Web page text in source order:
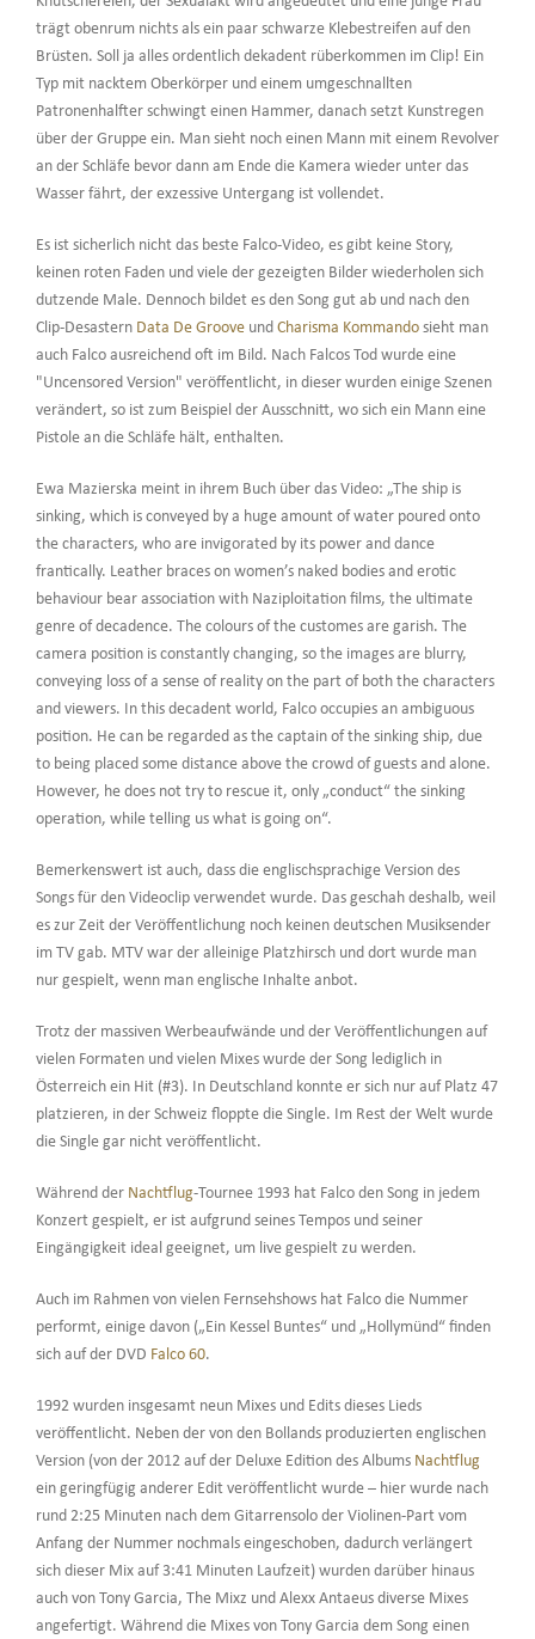
trägt obenrum nichts als ein paar schwarze Klebestreifen auf den
Brüsten. Soll ja alles ordentlich dekadent rüberkommen im Clip! Ein
Typ mit nacktem Oberkörper und einem umgeschnallten
Patronenhalfter schwingt einen Hammer, danach setzt Kunstregen
über der Gruppe ein. Man sieht noch einen Mann mit einem Revolver
an der Schläfe bevor dann am Ende die Kamera wieder unter das
Wasser fährt, der exzessive Untergang ist vollendet.
Es ist sicherlich nicht das beste Falco-Video, es gibt keine Story,
keinen roten Faden und viele der gezeigten Bilder wiederholen sich
dutzende Male. Dennoch bildet es den Song gut ab und nach den
Clip-Desastern Data De Grooveund Charisma Kommandosieht man
auch Falco ausreichend oft im Bild. Nach Falcos Tod wurde eine
"Uncensored Version" veröffentlicht, in dieser wurden einige Szenen
verändert, so ist zum Beispiel der Ausschnitt, wo sich ein Mann eine
Pistole an die Schläfe hält, enthalten.
Ewa Mazierska meint in ihrem Buch über das Video: „The ship is
sinking, which is conveyed by a huge amount of water poured onto
the characters, who are invigorated by its power and dance
frantically. Leather braces on women’s naked bodies and erotic
behaviour bear association with Naziploitation films, the ultimate
genre of decadence. The colours of the customes are garish. The
camera position is constantly changing, so the images are blurry,
conveying loss of a sense of reality on the part of both the characters
and viewers. In this decadent world, Falco occupies an ambiguous
position. He can be regarded as the captain of the sinking ship, due
to being placed some distance above the crowd of guests and alone.
However, he does not try to rescue it, only „conduct“ the sinking
operation, while telling us what is going on“.
Bemerkenswert ist auch, dass die englischsprachige Version des
Songs für den Videoclip verwendet wurde. Das geschah deshalb, weil
es zur Zeit der Veröffentlichung noch keinen deutschen Musiksender
im TV gab. MTV war der alleinige Platzhirsch und dort wurde man
nur gespielt, wenn man englische Inhalte anbot.
Trotz der massiven Werbeaufwände und der Veröffentlichungen auf
vielen Formaten und vielen Mixes wurde der Song lediglich in
Österreich ein Hit (#3). In Deutschland konnte er sich nur auf Platz 47
platzieren, in der Schweiz floppte die Single. Im Rest der Welt wurde
die Single gar nicht veröffentlicht.
Während der Nachtflug-Tournee 1993 hat Falco den Song in jedem
Konzert gespielt, er ist aufgrund seines Tempos und seiner
Eingängigkeit ideal geeignet, um live gespielt zu werden.
Auch im Rahmen von vielen Fernsehshows hat Falco die Nummer
performt, einige davon („Ein Kessel Buntes“ und „Hollymünd“ finden
sich auf der DVD Falco 60.
1992 wurden insgesamt neun Mixes und Edits dieses Lieds
veröffentlicht. Neben der von den Bollands produzierten englischen
Version (von der 2012 auf der Deluxe Edition des Albums Nachtflug
ein geringfügig anderer Edit veröffentlicht wurde – hier wurde nach
rund 2:25 Minuten nach dem Gitarrensolo der Violinen-Part vom
Anfang der Nummer nochmals eingeschoben, dadurch verlängert
sich dieser Mix auf 3:41 Minuten Laufzeit) wurden darüber hinaus
auch von Tony Garcia, The Mixz und Alexx Antaeus diverse Mixes
angefertigt. Während die Mixes von Tony Garcia dem Song einen